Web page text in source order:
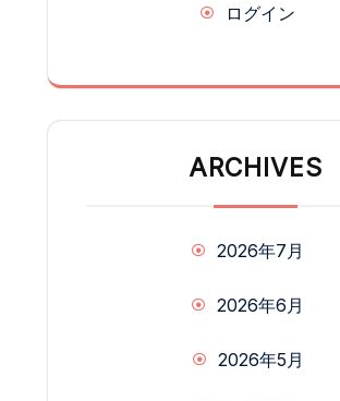
ログイン
ARCHIVES
2026年7月
2026年6月
2026年5月